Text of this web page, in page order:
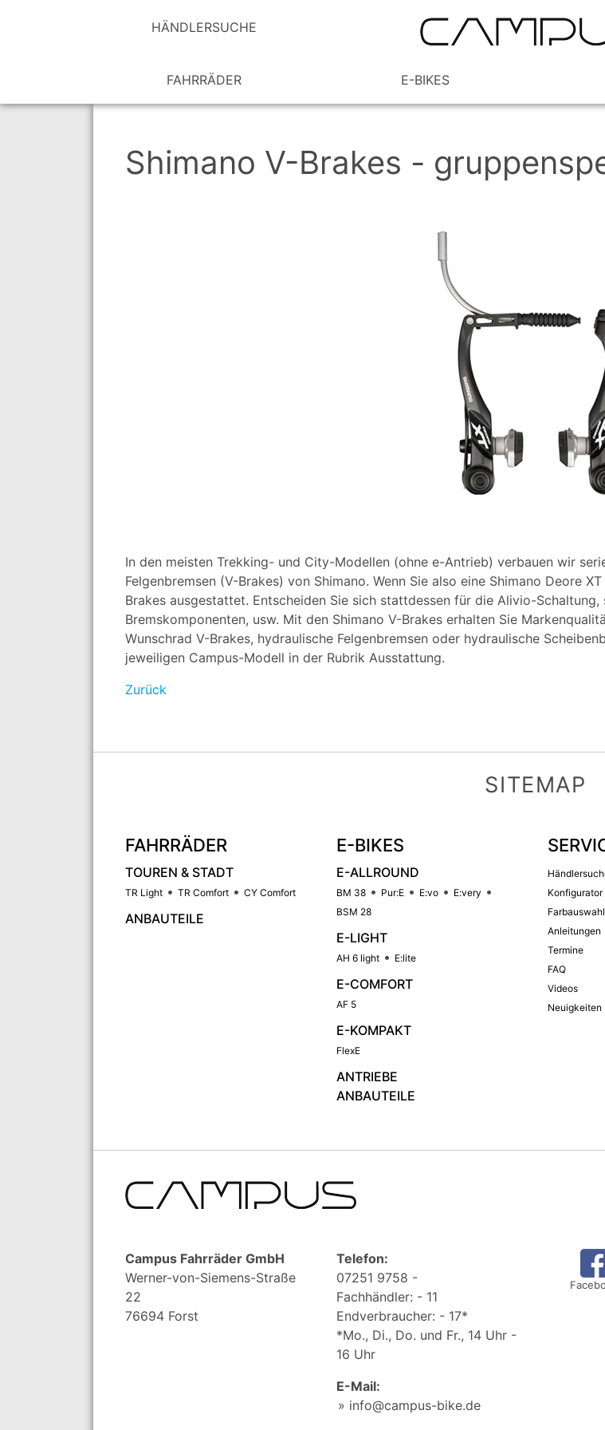
HÄNDLER­SUCHE
FAHRRÄDER E-BIKES
Shimano V-Brakes -
In den meisten Trekking- und City-Modellen (ohne e-Antrieb) verbauen wir
Felgenbremsen (V-Brakes) von Shimano. Wenn Sie also eine Shimano Deore
Brakes ausgestattet. Entscheiden Sie sich stattdessen für die Alivio-
Bremskomponenten, usw. Mit den Shimano V-Brakes erhalten Sie
Wunschrad V-Brakes, hydraulische Felgenbremsen oder hydraulische
jeweiligen Campus-Modell in der Rubrik Ausstattung.
Zurück
SITEMAP
FAHRRÄDER
TOUREN & STADT
TR Light TR Comfort CY Comfort
ANBAUTEILE
E-BIKES
E-ALLROUND
BM 38 Pur:E E:vo
E:very
BSM 28
E-LIGHT
AH 6 light E:lite
E-COMFORT
AF 5
E-KOMPAKT
FlexE
ANTRIEBE
ANBAUTEILE
Konfigurator
Farbauswahl
Anleitungen
Termine
FAQ
Videos
Neuigkeiten
Campus Fahrräder GmbH
Werner-von-Siemens-Straße
22
76694 Forst
Telefon:
07251 9758 -
Fachhändler: - 11
Endverbraucher: - 17*
*Mo., Di., Do. und Fr., 14 Uhr -
16 Uhr
E-Mail:
info@campus-bike.de